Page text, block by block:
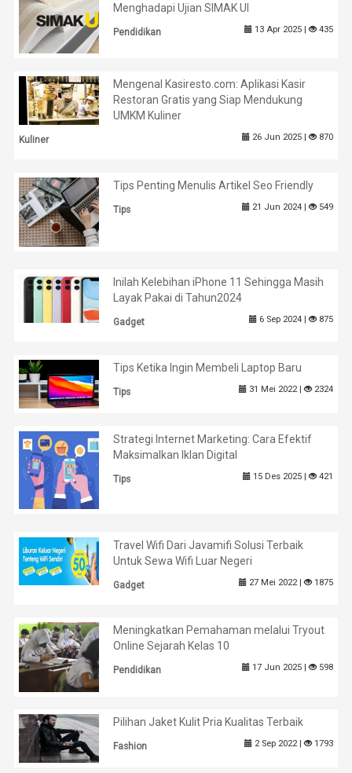
Menghadapi Ujian SIMAK UI
Pendidikan 13 Apr 2025 | 435
Mengenal Kasiresto.com: Aplikasi Kasir
Restoran Gratis yang Siap Mendukung
UMKM Kuliner
Kuliner 26 Jun 2025 | 870
Tips Penting Menulis Artikel Seo Friendly
Tips 21 Jun 2024 | 549
Inilah Kelebihan iPhone 11 Sehingga Masih
Layak Pakai di Tahun2024
Gadget 6 Sep 2024 | 875
Tips Ketika Ingin Membeli Laptop Baru
Tips 31 Mei 2022 | 2324
Strategi Internet Marketing: Cara Efektif
Maksimalkan Iklan Digital
Tips 15 Des 2025 | 421
Travel Wifi Dari Javamifi Solusi Terbaik
Untuk Sewa Wifi Luar Negeri
Gadget 27 Mei 2022 | 1875
Meningkatkan Pemahaman melalui Tryout
Online Sejarah Kelas 10
Pendidikan 17 Jun 2025 | 598
Pilihan Jaket Kulit Pria Kualitas Terbaik
Fashion 2 Sep 2022 | 1793